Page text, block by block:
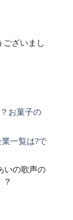
ざいまし
お菓子の
一覧は?で
いの歌声の